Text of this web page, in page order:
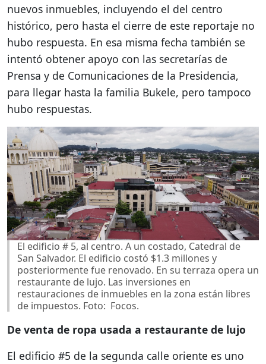
nuevos inmuebles, incluyendo el del centro
histórico, pero hasta el cierre de este reportaje no
hubo respuesta. En esa misma fecha también se
intentó obtener apoyo con las secretarías de
Prensa y de Comunicaciones de la Presidencia,
para llegar hasta la familia Bukele, pero tampoco
hubo respuestas.
El edificio # 5, al centro. A un costado, Catedral de
San Salvador. El edificio costó $1.3 millones y
posteriormente fue renovado. En su terraza opera un
restaurante de lujo. Las inversiones en
restauraciones de inmuebles en la zona están libres
de impuestos. Foto: Focos.
De venta de ropa usada a restaurante de lujo
El edificio #5 de la segunda calle oriente es uno